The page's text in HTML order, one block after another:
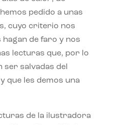
pedido a unas
cuyo criterio nos
hagan de faro y nos
lecturas que, por lo
ser salvadas del
que les demos una
de la ilustradora